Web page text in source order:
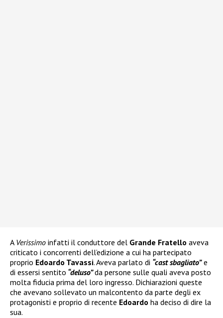
A Verissimo infatti il conduttore del Grande Fratello aveva
criticato i concorrenti dell’edizione a cui ha partecipato
proprio Edoardo Tavassi. Aveva parlato di “cast sbagliato”e
di essersi sentito “deluso”da persone sulle quali aveva posto
molta fiducia prima del loro ingresso. Dichiarazioni queste
che avevano sollevato un malcontento da parte degli ex
protagonisti e proprio di recente Edoardo ha deciso di dire la
sua.